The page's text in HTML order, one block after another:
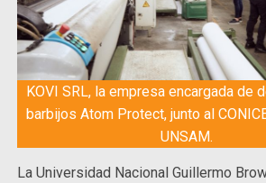
KOVI SRL, la empresa encargada de
barbijos Atom Protect, junto al
UNSAM.
La Universidad Nacional Guillermo